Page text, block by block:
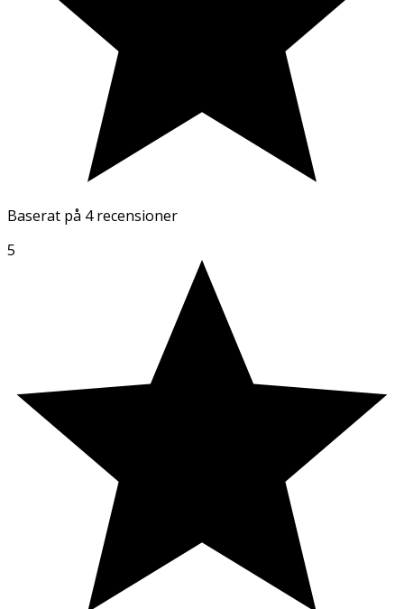
Baserat på 4 recensioner
5